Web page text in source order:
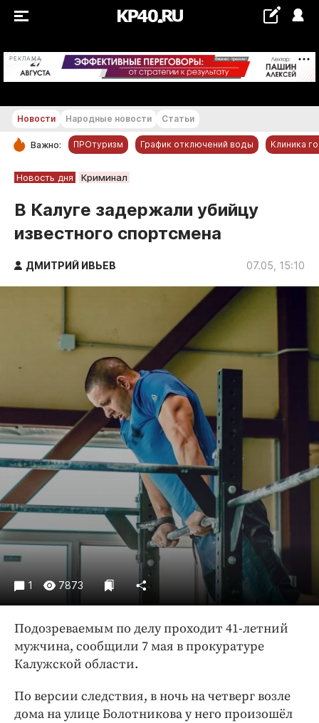
РЕКЛАМА +21...+22 °С
РУБРИКИ
Новости компаний
Статьи
Народные новости
Авто и транспорт
Криминал
Культура
Недвижимость и ЖКХ
Образование
Общество
Погода
Праздники
Происшествия
Экономика и бизнес
ПРОЕКТЫ
Блоги
Интересное чтиво
Клиника года
Работодатель года
Новости Народные новости Статьи
Важно: ПРОтуризм График отключений воды Клиника
Новость дня Криминал
В Калуге задержали убийцу
известного спортсмена
ДМИТРИЙ ИВЬЕВ 07.05, 15:10
1 7873
Подозреваемым по делу проходит 41-летний
мужчина, сообщили 7 мая в прокуратуре
Калужской области.
По версии следствия, в ночь на четверг возле
дома на улице Болотникова у него произошёл